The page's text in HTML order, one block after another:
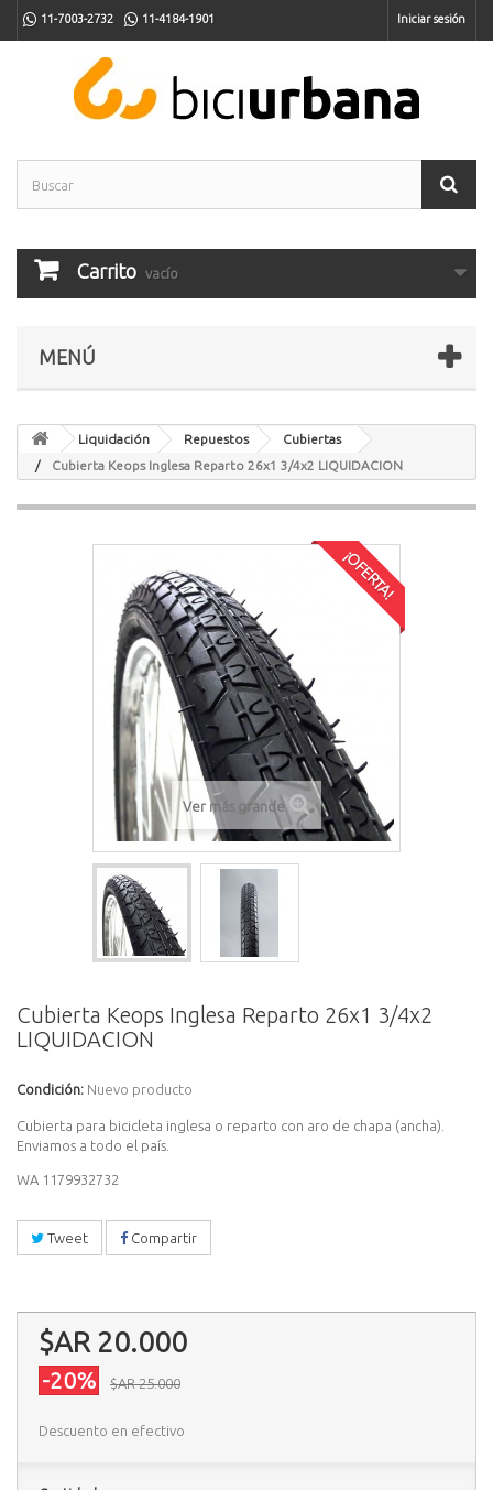
11-7003-2732 11-4184-1901 Iniciar sesión
Carrito vacío
MENÚ
Liquidación Repuestos
Cubiertas
Cubierta Keops Inglesa Reparto 26x1 3/4x2 LIQUIDACION
¡OFERTA!
Ver más grande
Cubierta Keops Inglesa Reparto 26x1 3/4x2
LIQUIDACION
Condición: Nuevo producto
Cubierta para bicicleta inglesa o reparto con aro de chapa (ancha).
Enviamos a todo el país.
WA 1179932732
Tweet Compartir
$AR 20.000
-20% $AR 25.000
Descuento en efectivo